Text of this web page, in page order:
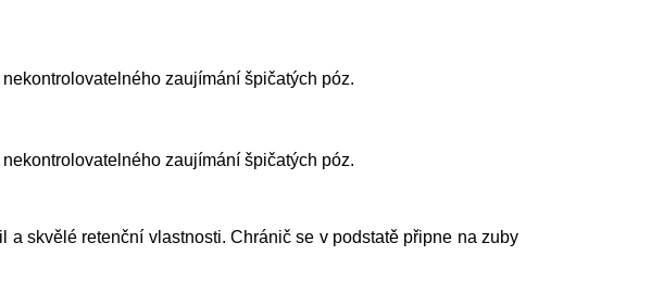
zaujímání špičatých póz.
zaujímání špičatých póz.
skvělé retenční vlastnosti. Chránič se v podstatě připne na zuby